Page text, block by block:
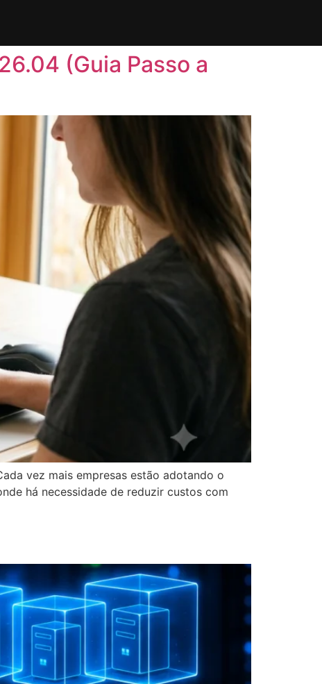
(Guia Passo a
vez mais empresas estão adotando o
há necessidade de reduzir custos com